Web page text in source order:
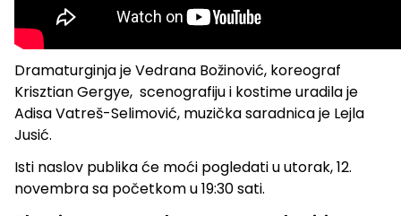
Dramaturginja je Vedrana Božinović, koreograf
Krisztian Gergye, scenografiju i kostime uradila je
Adisa Vatreš-Selimović, muzička saradnica je Lejla
Jusić.
Isti naslov publika će moći pogledati u utorak, 12.
novembra sa početkom u 19:30 sati.